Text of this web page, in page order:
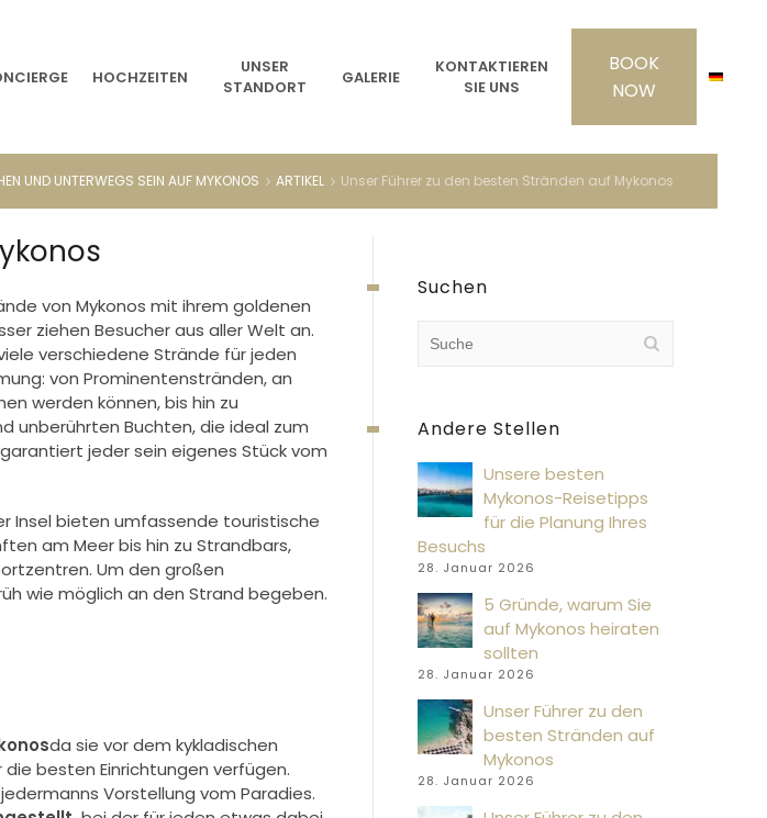
HOCHZEITEN
UNSER
STANDORT
GALERIE
KONTAKTIEREN
SIE UNS
UND UNTERWEGS SEIN AUF MYKONOS ARTIKEL Unser Führer zu den besten Stränden auf Mykonos
von Mykonos mit ihrem goldenen
ziehen Besucher aus aller Welt an.
verschiedene Strände für jeden
von Prominentenstränden, an
werden können, bis hin zu
unberührten Buchten, die ideal zum
jeder sein eigenes Stück vom
Insel bieten umfassende touristische
am Meer bis hin zu Strandbars,
Um den großen
wie möglich an den Strand begeben.
da sie vor dem kykladischen
besten Einrichtungen verfügen.
Vorstellung vom Paradies.
Suchen
Andere Stellen
Unsere besten
Mykonos-Reisetipps
für die Planung Ihres
Besuchs
28. Januar 2026
5 Gründe, warum Sie
auf Mykonos heiraten
sollten
28. Januar 2026
Unser Führer zu den
besten Stränden auf
Mykonos
28. Januar 2026